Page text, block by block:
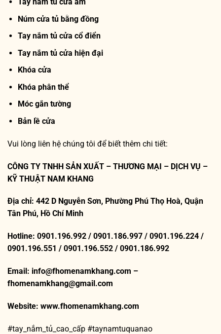
Núm cửa tủ bằng đồng
Tay nắm tủ cửa cổ điển
Tay nắm tủ cửa hiện đại
Khóa cửa
Khóa phân thể
Móc gắn tường
Bản lề cửa
Vui lòng liên hệ chúng tôi để biết thêm chi tiết:
CÔNG TY TNHH SẢN XUẤT – THƯƠNG MẠI – DỊCH VỤ –
KỸ THUẬT NAM KHANG
Địa chỉ: 442 D Nguyễn Sơn, Phường Phú Thọ Hoà, Quận
Tân Phú, Hồ Chí Minh
Hotline: 0901.196.992 / 0901.186.997 / 0901.196.224 /
0901.196.551 / 0901.196.552 / 0901.186.992
Email: info@fhomenamkhang.com –
fhomenamkhang@gmail.com
Website: www.fhomenamkhang.com
#tay_nắm_tủ_cao_cấp #taynamtuquanao